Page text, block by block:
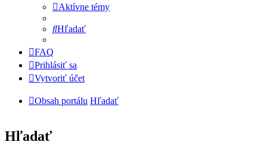
Aktívne témy
Hľadať
FAQ
Prihlásiť sa
Vytvoriť účet
Obsah portálu Hľadať
Hľadať